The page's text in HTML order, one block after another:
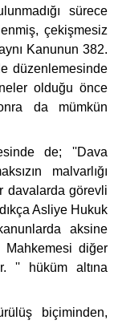
sürece
çekişmesiz
Kanunun 382.
düzenlemesinde
olduğu önce
da mümkün
de; ''Dava
malvarlığı
davalarda görevli
Asliye Hukuk
aksine
Mahkemesi diğer
'' hüküm altına
biçiminden,